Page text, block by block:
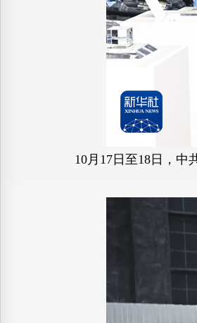
10月17日至18日，